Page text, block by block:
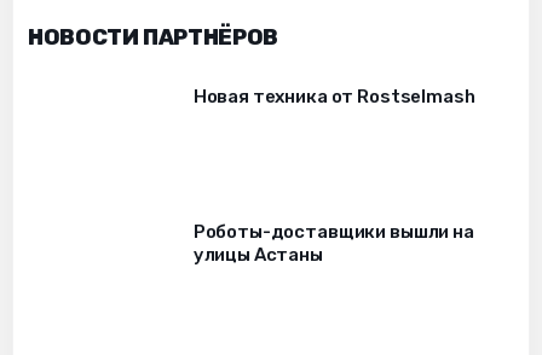
НОВОСТИ ПАРТНЁРОВ
Новая техника от Rostselmash
Роботы-доставщики вышли на
улицы Астаны